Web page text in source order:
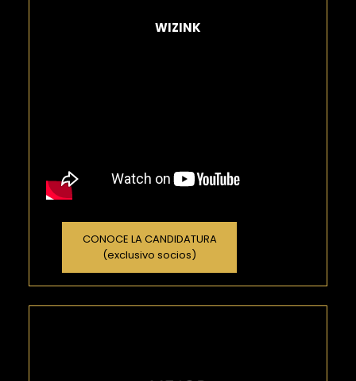
WIZINK
CONOCE LA CANDIDATURA
(exclusivo socios)